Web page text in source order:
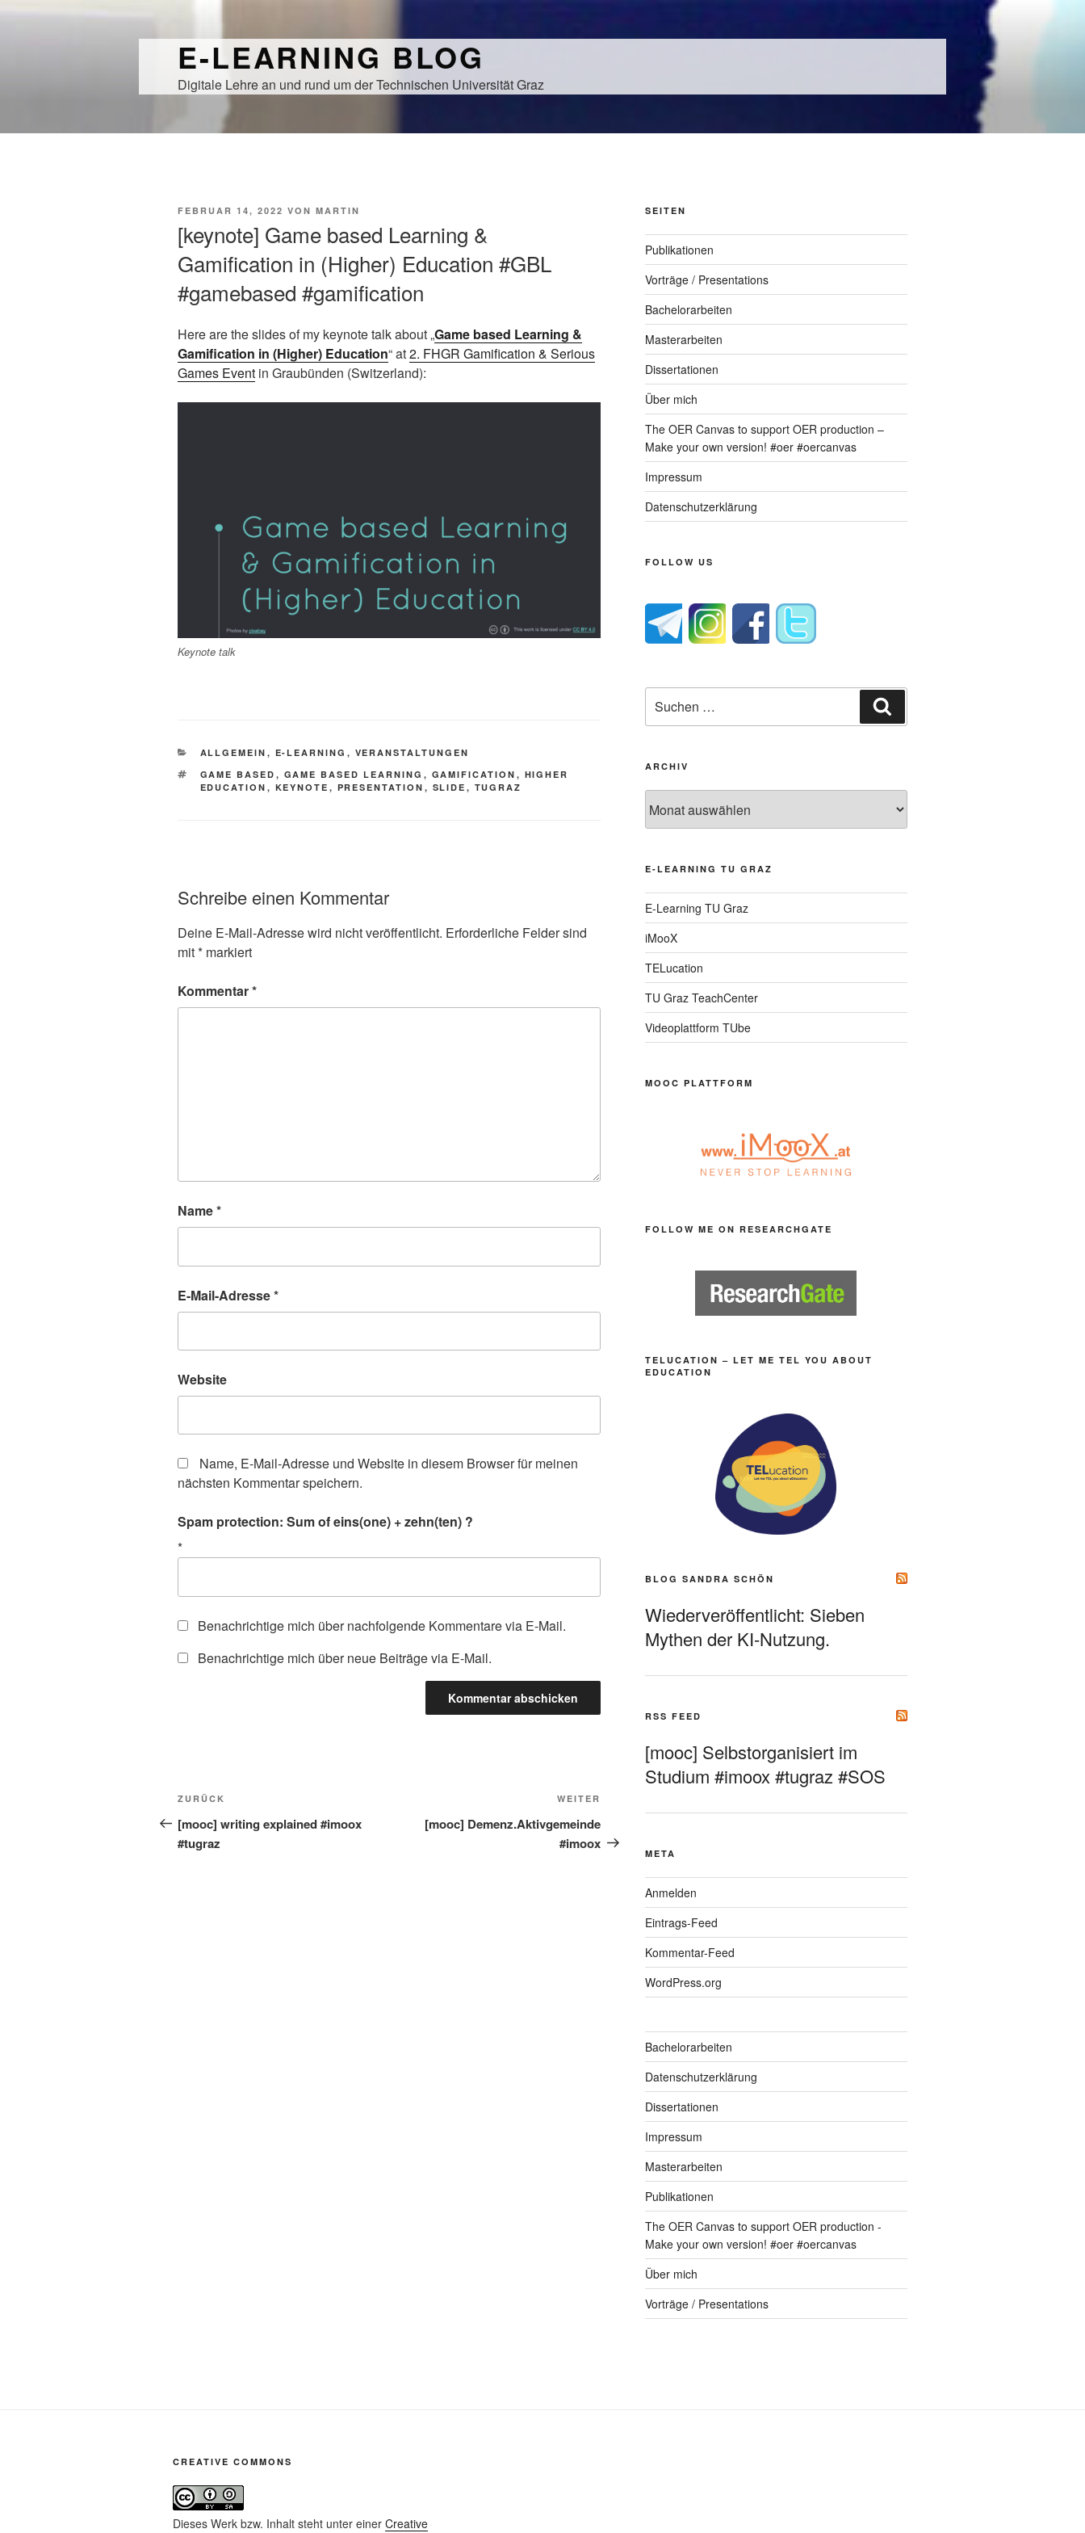
E-LEARNING BLOG
Digitale Lehre an und rund um der Technischen Universität Graz
VERÖFFENTLICHT
FEBRUAR 14, 2022 VON MARTIN
[keynote] Game based Learning &
Gamification in (Higher) Education #GBL
#gamebased #gamification
Here are the slides of my keynote talk about „Game based Learning &
Gamification in (Higher) Education“ at2. FHGR Gamification & Serious
Games Event in Graubünden (Switzerland):
Keynote talk
KATEGORIEN
ALLGEMEIN , E-LEARNING , VERANSTALTUNGEN
SCHLAGWÖRTER
GAME BASED , GAME BASED LEARNING , GAMIFICATION , HIGHER
EDUCATION , KEYNOTE , PRESENTATION , SLIDE , TUGRAZ
Schreibe einen Kommentar
Deine E-Mail-Adresse wird nicht veröffentlicht. Erforderliche Felder sind
mit* markiert
Kommentar*
Name*
E-Mail-Adresse*
Website
Name, E-Mail-Adresse und Website in diesem Browser für meinen
nächsten Kommentar speichern.
Spam protection: Sum of eins(one) + zehn(ten) ?
*
Benachrichtige mich über nachfolgende Kommentare via E-Mail.
Benachrichtige mich über neue Beiträge via E-Mail.
Beitragsnavigation
Vorheriger
Beitrag
ZURÜCK
[mooc] writing explained #imoox
#tugraz
Beitrag
WEITER
[mooc] Demenz.Aktivgemeinde
#imoox
SEITEN
Publikationen
Vorträge / Presentations
Bachelorarbeiten
Masterarbeiten
Dissertationen
Über mich
The OER Canvas to support OER production –
Make your own version! #oer #oercanvas
Impressum
Datenschutzerklärung
FOLLOW US
nach:
ARCHIV
E-LEARNING TU GRAZ
E-Learning TU Graz
iMooX
TELucation
TU Graz TeachCenter
Videoplattform TUbe
MOOC PLATTFORM
FOLLOW ME ON RESEARCHGATE
TELUCATION – LET ME TEL YOU ABOUT
EDUCATION
BLOG SANDRA SCHÖN
Wiederveröffentlicht: Sieben
Mythen der KI-Nutzung.
RSS FEED
[mooc] Selbstorganisiert im
Studium #imoox #tugraz #SOS
META
Anmelden
Eintrags-Feed
Kommentar-Feed
WordPress.org
Bachelorarbeiten
Datenschutzerklärung
Dissertationen
Impressum
Masterarbeiten
Publikationen
The OER Canvas to support OER production -
Make your own version! #oer #oercanvas
Über mich
Vorträge / Presentations
CREATIVE COMMONS
Dieses Werk bzw. Inhalt steht unter einer Creative